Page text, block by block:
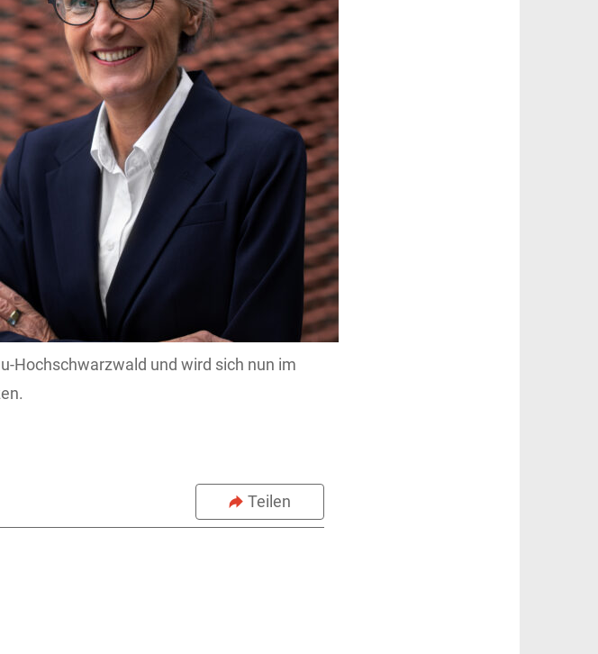
Hochschwarzwald und wird sich nun im
Teilen